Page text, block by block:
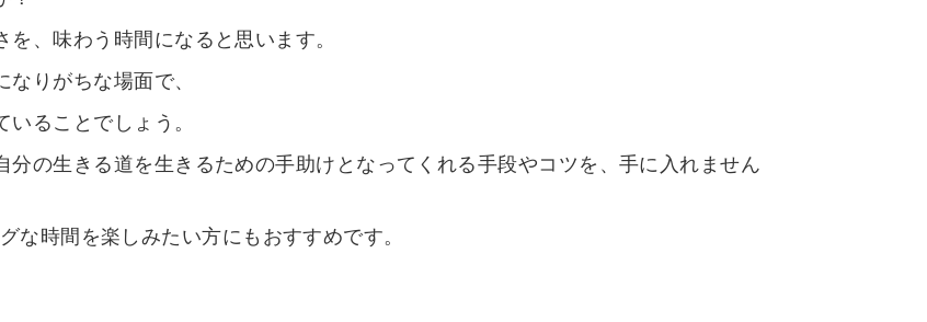
、味わう時間になると思います。
りがちな場面で、
ることでしょう。
の生きる道を生きるための手助けとなってくれる手段やコツを、手に入れません
時間を楽しみたい方にもおすすめです。